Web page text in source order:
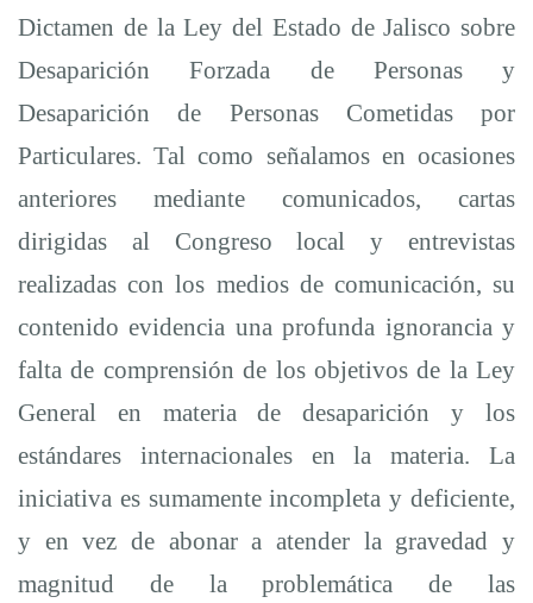
por
Particulares
Dictamen de la Ley del Estado de Jalisco sobre
Desaparición Forzada de Personas y
Desaparición de Personas Cometidas por
Particulares. Tal como señalamos en ocasiones
anteriores mediante comunicados, cartas
dirigidas al Congreso local y entrevistas
realizadas con los medios de comunicación, su
contenido evidencia una profunda ignorancia y
falta de comprensión de los objetivos de la Ley
General en materia de desaparición y los
estándares internacionales en la materia. La
iniciativa es sumamente incompleta y deficiente,
y en vez de abonar a atender la gravedad y
magnitud de la problemática de las